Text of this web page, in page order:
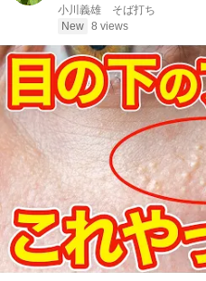
小川義雄 そば打ち
New 8 views